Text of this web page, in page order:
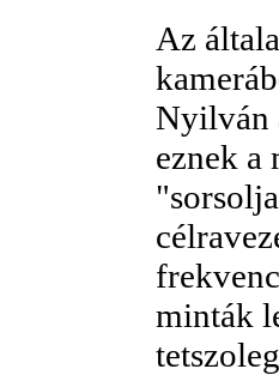
Az
Nyilván
eznek
minták